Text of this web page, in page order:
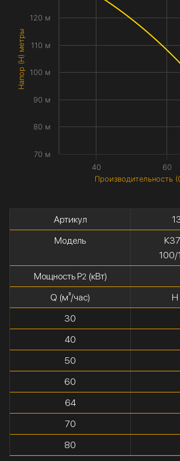
Производительность
Напор (H) метры
40 60
70 м
80 м
90 м
100 м
110 м
120 м
Артикул
Модель
Мощность P2(кВт)
Q (м³/час)
30
40
50
60
64
70
80